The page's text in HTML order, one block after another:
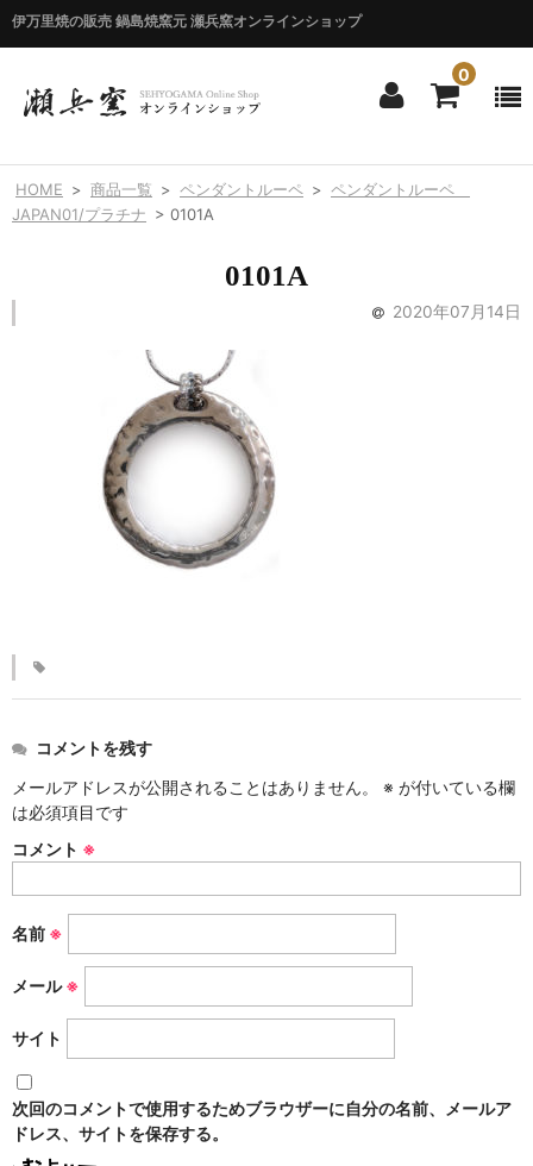
伊万里焼の販売 鍋島焼窯元 瀬兵窯オンラインショップ
0
ホーム
HOME
エマシリーズ
錦花唐草シリーズ
KINKAKARAKUSA
銀彩シリーズ
デルフト伊万里シリーズ
DELFT IMARI
FUGA
いちごシリーズ
STRAWBERRY
錆ネズシリーズ
花びらシリーズ
PETAL
HOME > 商品一覧 > ペンダントルーペ > ペンダントルーペ
JAPAN01/プラチナ > 0101A
0101A
2020年07月14日
コメントを残す
メールアドレスが公開されることはありません。
※ が付いている欄
は必須項目です
コメント ※
名前 ※
メール※
サイト
次回のコメントで使用するためブラウザーに自分の名前、メールア
ドレス、サイトを保存する。